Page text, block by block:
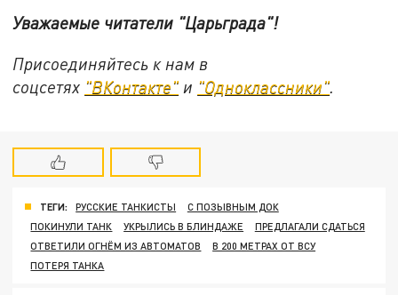
Уважаемые читатели "Царьграда"!
Присоединяйтесь к нам в
соцсетях "ВКонтакте" и "Одноклассники".
ТЕГИ: РУССКИЕ ТАНКИСТЫ
С ПОЗЫВНЫМ ДОК
ПОКИНУЛИ ТАНК
УКРЫЛИСЬ В БЛИНДАЖЕ
ПРЕДЛАГАЛИ СДАТЬСЯ
ОТВЕТИЛИ ОГНЁМ ИЗ АВТОМАТОВ
В 200 МЕТРАХ ОТ ВСУ
ПОТЕРЯ ТАНКА